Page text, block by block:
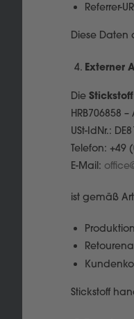
Referrer-
Diese
Externer
Die
HRB706858
USt-IdNr.:
Telefon: +49
E-Mail:
ist gemäß
Stickstoff